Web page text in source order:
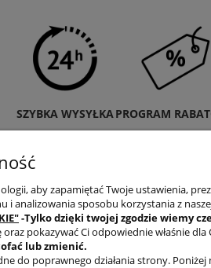
SZYBKA WYSYŁKAPROGRAM
aby zapamiętać Twoje ustawienia,
i analizowania sposobu korzystania z
-Tylko dzięki twojej zgodziewiemy
pokazywać Ci odpowiednie właśnie dla
lub zmienić.
do poprawnego działania strony.